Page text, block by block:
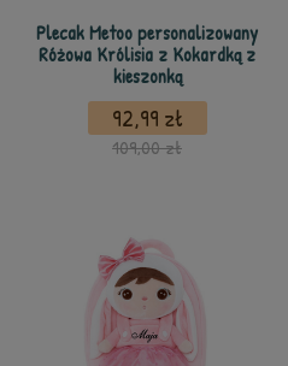
Plecak Metoo personalizowany
Różowa Królisia z Kokardką z
kieszonką
92,99 zł
109,00 zł